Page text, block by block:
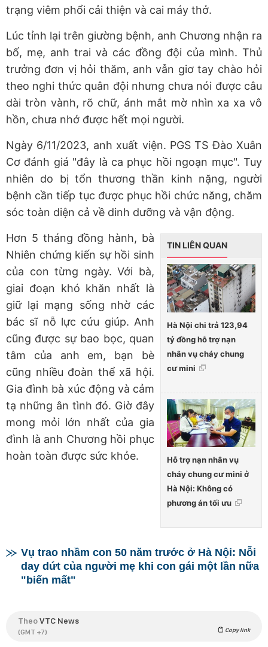
trạng viêm phổi cải thiện và cai máy thở.
Lúc tỉnh lại trên giường bệnh, anh Chương nhận ra
bố, mẹ, anh trai và các đồng đội của mình. Thủ
trưởng đơn vị hỏi thăm, anh vẫn giơ tay chào hỏi
theo nghi thức quân đội nhưng chưa nói được câu
dài tròn vành, rõ chữ, ánh mắt mờ nhìn xa xa vô
hồn, chưa nhớ được hết mọi người.
Ngày 6/11/2023, anh xuất viện. PGS TS Đào Xuân
Cơ đánh giá "đây là ca phục hồi ngoạn mục". Tuy
nhiên do bị tổn thương thần kinh nặng, người
bệnh cần tiếp tục được phục hồi chức năng, chăm
sóc toàn diện cả về dinh dưỡng và vận động.
TIN LIÊN QUAN
Hà Nội chi trả 123,94
tỷ đồng hỗ trợ nạn
nhân vụ cháy chung
cư mini
Hỗ trợ nạn nhân vụ
cháy chung cư mini ở
Hà Nội: Không có
phương án tối ưu
Hơn 5 tháng đồng hành, bà
Nhiên chứng kiến sự hồi sinh
của con từng ngày. Với bà,
giai đoạn khó khăn nhất là
giữ lại mạng sống nhờ các
bác sĩ nỗ lực cứu giúp. Anh
cũng được sự bao bọc, quan
tâm của anh em, bạn bè
cũng nhiều đoàn thể xã hội.
Gia đình bà xúc động và cảm
tạ những ân tình đó. Giờ đây
mong mỏi lớn nhất của gia
đình là anh Chương hồi phục
hoàn toàn được sức khỏe.
Vụ trao nhầm con 50 năm trước ở Hà Nội: Nỗi
day dứt của người mẹ khi con gái một lần nữa
"biến mất"
TheoVTC News
(GMT +7) Copy link